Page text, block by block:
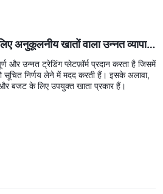
अनुकूलनीय खातों वाला उन्नत व्यापार
और उन्नत ट्रेडिंग प्लेटफ़ॉर्म प्रदान करता है जिसमें
सूचित निर्णय लेने में मदद करती हैं। इसके अलावा,
बजट के लिए उपयुक्त खाता प्रकार हैं।